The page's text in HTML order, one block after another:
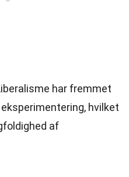
har fremmet
hvilket
af